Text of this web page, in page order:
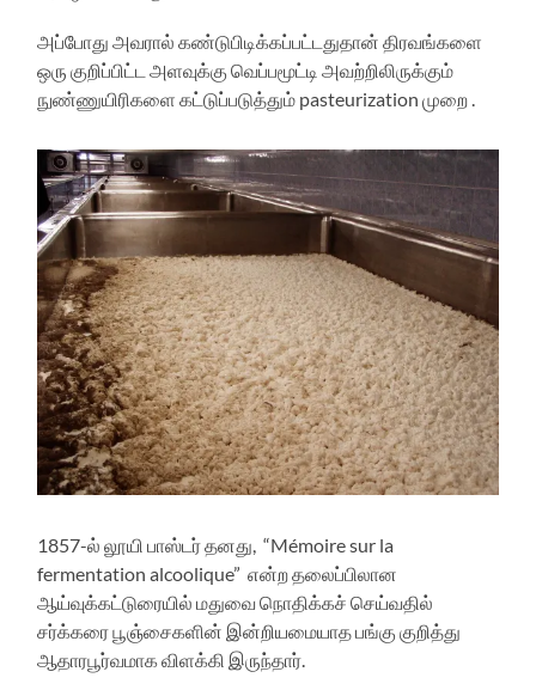
அப்போது அவரால் கண்டுபிடிக்கப்பட்டதுதான் திரவங்களை
ஒரு குறிப்பிட்ட அளவுக்கு வெப்பமூட்டி அவற்றிலிருக்கும்
நுண்ணுயிரிகளை கட்டுப்படுத்தும் pasteurization முறை .
1857-ல் லூயி பாஸ்டர் தனது, “Mémoire sur la
fermentation alcoolique” என்ற தலைப்பிலான
ஆய்வுக்கட்டுரையில் மதுவை நொதிக்கச் செய்வதில்
சர்க்கரை பூஞ்சைகளின் இன்றியமையாத பங்கு குறித்து
ஆதாரபூர்வமாக விளக்கி இருந்தார்.